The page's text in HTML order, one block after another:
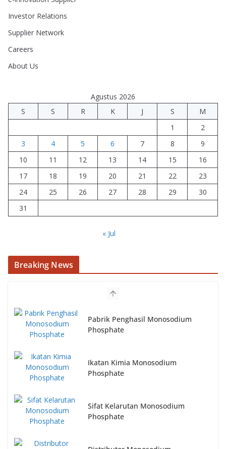
Investor Relations
Supplier Network
Careers
About Us
Agustus 2026
S
S R K J S
M
1
2
3
4 5 6 7 8
9
10
11 12 13 14 15
16
17
18 19 20 21 22
23
24
25 26 27 28 29
30
31
« Jul
Breaking News
Ikatan Kimia Monosodium
Phosphate
Sifat Kelarutan Monosodium
Phosphate
Distributor Monosodium
Phosphate Terpercaya